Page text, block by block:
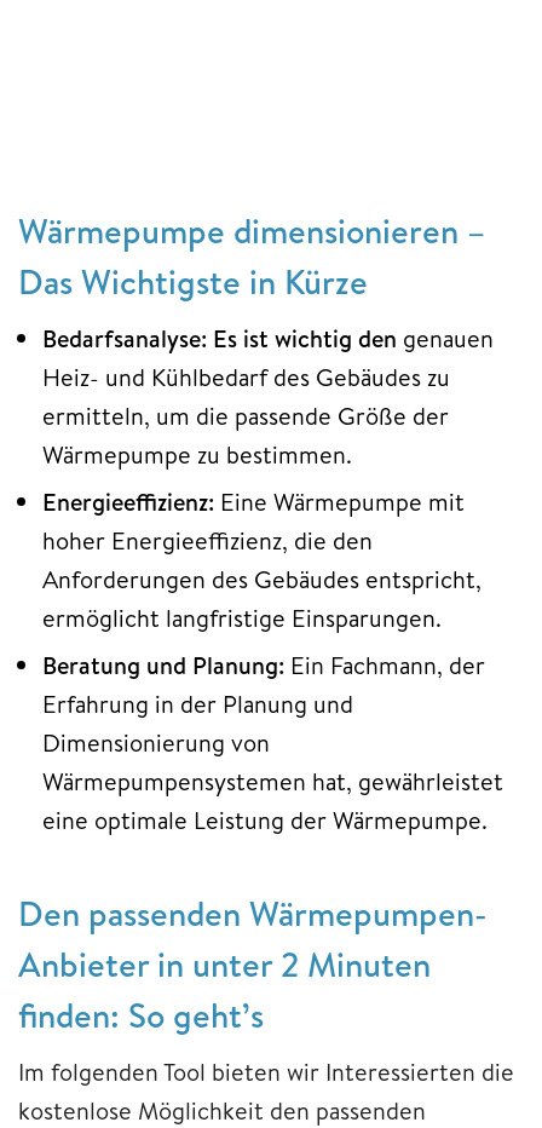
Wärmepumpe dimensionieren –
Das Wichtigste in Kürze
Bedarfsanalyse: Es ist wichtig den genauen
Heiz- und Kühlbedarf des Gebäudes zu
ermitteln, um die passende Größe der
Wärmepumpe zu bestimmen.
Energieeffizienz: Eine Wärmepumpe mit
hoher Energieeffizienz, die den
Anforderungen des Gebäudes entspricht,
ermöglicht langfristige Einsparungen.
Beratung und Planung: Ein Fachmann, der
Erfahrung in der Planung und
Dimensionierung von
Wärmepumpensystemen hat, gewährleistet
eine optimale Leistung der Wärmepumpe.
Den passenden Wärmepumpen-
Anbieter in unter 2 Minuten
finden: So geht’s
Im folgenden Tool bieten wir Interessierten die
kostenlose Möglichkeit den passenden